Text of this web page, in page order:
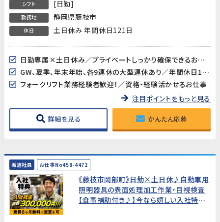
シフト [日勤]
勤務地 静岡県藤枝市
休日 土日休み 年間休日121日
日勤専属×土日休み／プライベートしっかり確保できるお仕事
GW、夏季、年末年始、各9連休の大型連休あり／年間休日121日
フォークリフト業務経験者歓迎！／資格・経験活かせるお仕事
注目ポイントをもっと見る
詳細を見る かんたん応募
派遣社員 お仕事No458-4472
《藤枝市岡部町》日勤×土日休♪自動車用
照明器具の表面処理加工作業・目視検査
【食事補助付き♪】今なら嬉しい入社特典